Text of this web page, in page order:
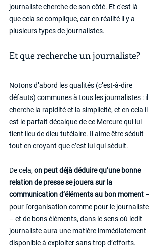
journaliste cherche de son côté. Et c'est là
que cela se complique, car en réalité il y a
plusieurs types de journalistes.
Et que recherche un journaliste?
Notons d’abord les qualités (c’est-à-dire
défauts) communes à tous les journalistes : il
cherche la rapidité et la simplicité, et en cela il
est le parfait décalque de ce Mercure qui lui
tient lieu de dieu tutélaire. Il aime être séduit
tout en croyant que c’est lui qui séduit.
De cela, on peut déjà déduire qu’une bonne
relation de presse se jouera sur la
communication d’éléments au bon moment –
pour l'organisation comme pour le journaliste
– et de bons éléments, dans le sens où ledit
journaliste aura une matière immédiatement
disponible à exploiter sans trop d’efforts.